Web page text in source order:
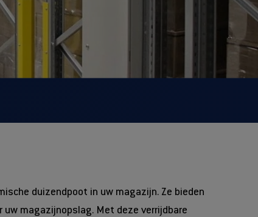
duizendpoot in uw magazijn. Ze bieden
magazijnopslag. Met deze verrijdbare